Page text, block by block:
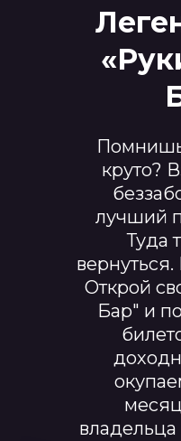
круто?
лучший
Туда
Открой
Бар" и
владельца